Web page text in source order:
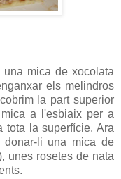
una mica de xocolata
els melindros
la part superior
a l'esbiaix per a
tota la superfície. Ara
li una mica de
unes rosetes de nata